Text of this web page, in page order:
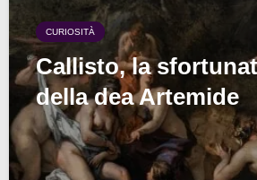
CURIOSITÀ
Callisto, la
della dea Artemide